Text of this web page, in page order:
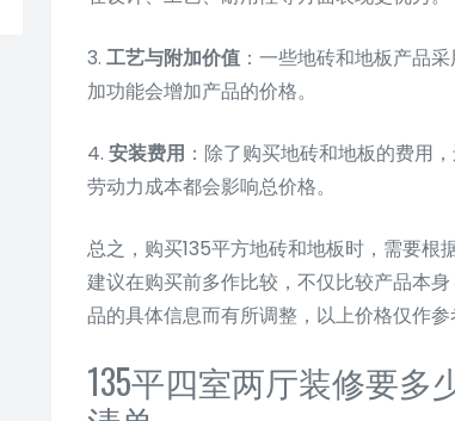
3. 工艺与附加价值 ：一些地砖和地板产品
加功能会增加产品的价格。
4. 安装费用 ：除了购买地砖和地板的费用
劳动力成本都会影响总价格。
总之，购买135平方地砖和地板时，需要根
建议在购买前多作比较，不仅比较产品本
品的具体信息而有所调整，以上价格仅作参
135平四室两厅装修要多